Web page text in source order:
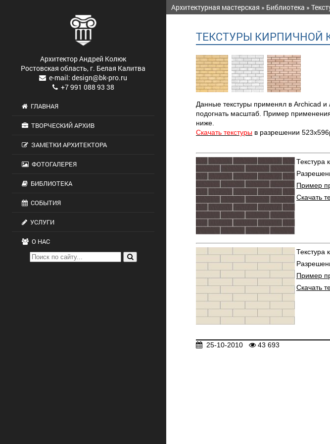
Архитектор Андрей Колюк
Ростовская область, г. Белая Калитва
e-mail: design@bk-pro.ru
+7 991 088 93 38
ГЛАВНАЯ
ТВОРЧЕСКИЙ АРХИВ
ЗАМЕТКИ АРХИТЕКТОРА
ФОТОГАЛЕРЕЯ
БИБЛИОТЕКА
СОБЫТИЯ
УСЛУГИ
О НАС
Архитектурная мастерская » Библиотека »
ТЕКСТУРЫ КИРПИЧНОЙ
Данные текстуры применял в Archicad и
подогнать масштаб. Пример
ниже.
Скачать текстуры в разрешении
Текстура
Пример
Скачать
Текстура
Пример
Скачать
25-10-2010 43 693